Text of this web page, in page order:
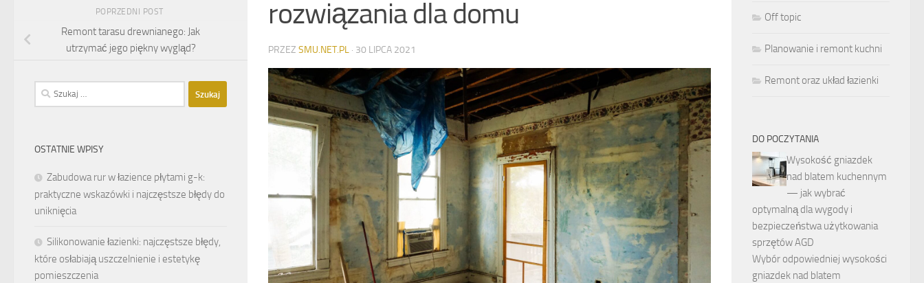
rozwiązania dla domu
PRZEZ SMU.NET.PL · 30 LIPCA 2021
POPRZEDNI POST
Remont tarasu drewnianego: Jak
utrzymać jego piękny wygląd?
Szukaj:
OSTATNIE WPISY
Zabudowa rur w łazience płytami g-k:
praktyczne wskazówki i najczęstsze błędy do
uniknięcia
Silikonowanie łazienki: najczęstsze błędy,
które osłabiają uszczelnienie i estetykę
pomieszczenia
Off topic
Planowanie i remont kuchni
Remont oraz układ łazienki
DO POCZYTANIA
Wysokość gniazdek
nad blatem kuchennym
— jak wybrać
optymalną dla wygody i
bezpieczeństwa użytkowania
sprzętów AGD
Wybór odpowiedniej wysokości
gniazdek nad blatem